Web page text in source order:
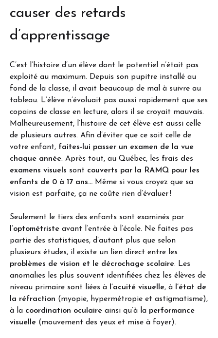
causer des retards
d’apprentissage
C’est l’histoire d’un élève dont le potentiel n’était pas
exploité au maximum. Depuis son pupitre installé au
fond de la classe, il avait beaucoup de mal à suivre au
tableau. L’élève n’évoluait pas aussi rapidement que ses
copains de classe en lecture, alors il se croyait mauvais.
Malheureusement, l’histoire de cet élève est aussi celle
de plusieurs autres. Afin d’éviter que ce soit celle de
votre enfant, faites-lui passer un examen de la vue
chaque année. Après tout, au Québec, les frais des
examens visuels sont couverts par la RAMQ pour les
enfants de 0 à 17 ans… Même si vous croyez que sa
vision est parfaite, ça ne coûte rien d’évaluer !
Seulement le tiers des enfants sont examinés par
l’optométriste avant l’entrée à l’école. Ne faites pas
partie des statistiques, d’autant plus que selon
plusieurs études, il existe un lien direct entre les
problèmes de vision et le décrochage scolaire. Les
anomalies les plus souvent identifiées chez les élèves de
niveau primaire sont liées à l’acuité visuelle, à l’état de
la réfraction (myopie, hypermétropie et astigmatisme),
à la coordination oculaire ainsi qu’à la performance
visuelle (mouvement des yeux et mise à foyer).